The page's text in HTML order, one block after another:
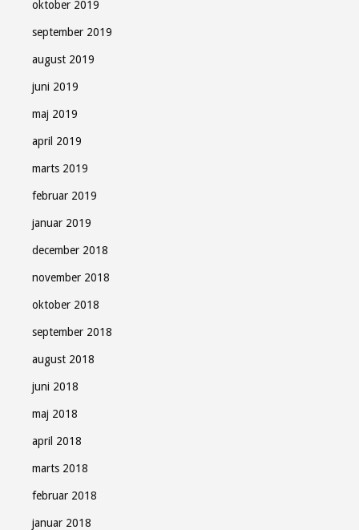
oktober 2019
september 2019
august 2019
juni 2019
maj 2019
april 2019
marts 2019
februar 2019
januar 2019
december 2018
november 2018
oktober 2018
september 2018
august 2018
juni 2018
maj 2018
april 2018
marts 2018
februar 2018
januar 2018